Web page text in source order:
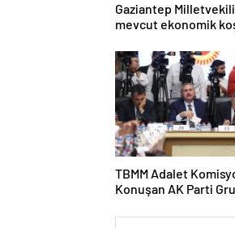
Gaziantep
mevcut ekonomik
olmasının
TBMM Adalet
Konuşan AK Parti
“Kanun Teklifi